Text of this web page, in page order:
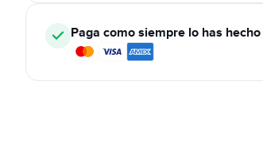
Paga como siempre lo has hecho